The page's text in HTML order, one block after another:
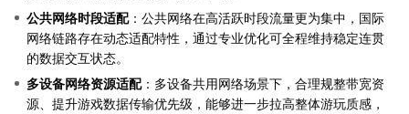
公共网络时段适配：公共网络在高活跃时段流量更为集中，国际
网络链路存在动态适配特性，通过专业优化可全程维持稳定连贯
的数据交互状态。
多设备网络资源适配：多设备共用网络场景下，合理规整带宽资
源、提升游戏数据传输优先级，能够进一步拉高整体游玩质感，